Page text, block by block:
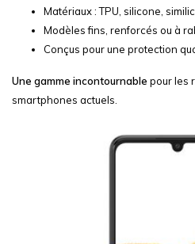
Matériaux : TPU, silicone,
Modèles fins, renforcés ou à
Conçus pour une protection
Une gamme incontournable pour les
smartphones actuels.